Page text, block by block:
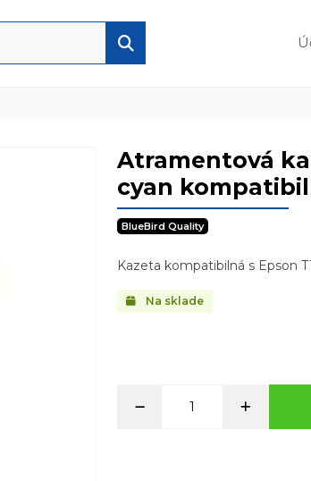
Atramentová
cyan
BlueBird Quality
Kazeta kompatibilná s Epson
Na sklade